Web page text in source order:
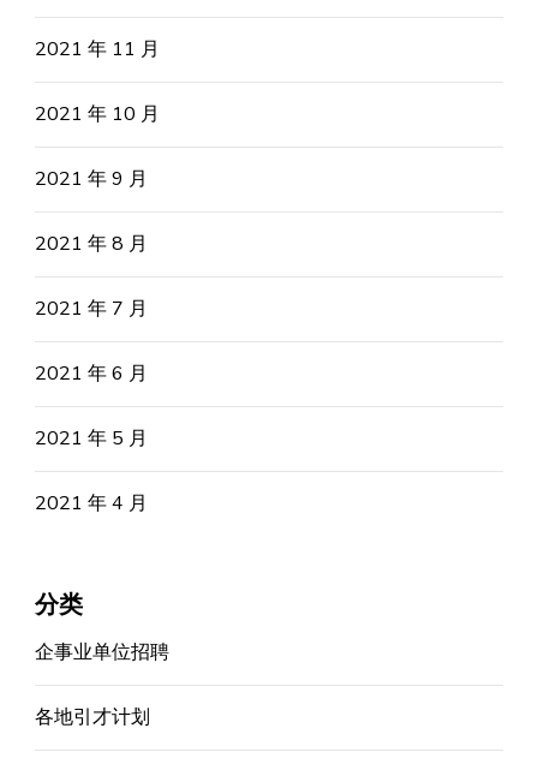
2021 年 11 月
2021 年 10 月
2021 年 9 月
2021 年 8 月
2021 年 7 月
2021 年 6 月
2021 年 5 月
2021 年 4 月
分类
企事业单位招聘
各地引才计划